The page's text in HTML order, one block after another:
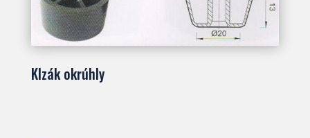
Klzák okrúhly